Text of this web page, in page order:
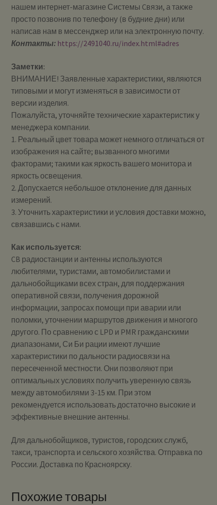
нашем интернет-магазине Системы Cвязи, а также
просто позвонив по телефону (в будние дни) или
написав нам в мессенджер или на электронную почту.
Контакты: https://2491040.ru/index.html#adres
Заметки:
ВНИМАНИЕ! Заявленные характеристики, являются
типовыми и могут изменяться в зависимости от
версии изделия.
Пожалуйста, уточняйте технические характеристик у
менеджера компании.
1. Реальный цвет товара может немного отличаться от
изображения на сайте; вызванного многими
факторами; такими как яркость вашего монитора и
яркость освещения.
2. Допускается небольшое отклонение для данных
измерений.
3. Уточнить характеристики и условия доставки можно,
связавшись с нами.
Как используется:
CB радиостанции и антенны используются
любителями, туристами, автомобилистами и
дальнобойщиками всех стран, для поддержания
оперативной связи, получения дорожной
информации, запросах помощи при аварии или
поломки, уточнении маршрутов движения и многого
другого. По сравнению с LPD и PMR гражданскими
диапазонами, Си Би рации имеют лучшие
характеристики по дальности радиосвязи на
пересеченной местности. Они позволяют при
оптимальных условиях получить уверенную связь
между автомобилями 3-15 км. При этом
рекомендуется использовать достаточно высокие и
эффективные внешние антенны.
Для дальнобойщиков, туристов, городских служб,
такси, транспорта и сельского хозяйства. Отправка по
России. Доставка по Красноярску.
Похожие товары